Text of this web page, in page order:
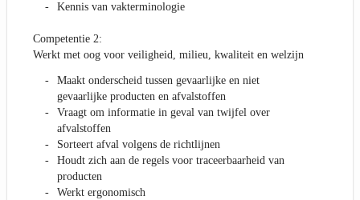
Kennis van vakterminologie
Competentie 2:
Werkt met oog voor veiligheid, milieu, kwaliteit en welzijn
Maakt onderscheid tussen gevaarlijke en niet
gevaarlijke producten en afvalstoffen
Vraagt om informatie in geval van twijfel over
afvalstoffen
Sorteert afval volgens de richtlijnen
Houdt zich aan de regels voor traceerbaarheid van
producten
Werkt ergonomisch